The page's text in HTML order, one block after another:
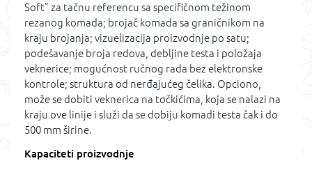
Soft” za tačnu referencu sa specifičnom težinom
rezanog komada; brojač komada sa graničnikom na
kraju brojanja; vizuelizacija proizvodnje po satu;
podešavanje broja redova, debljine testa i položaja
veknerice; mogućnost ručnog rada bez elektronske
kontrole; struktura od nerđajućeg čelika. Opciono,
može se dobiti veknerica na točkićima, koja se nalazi na
kraju ove linije i služi da se dobiju komadi testa čak i do
500 mm širine.
Kapaciteti proizvodnje